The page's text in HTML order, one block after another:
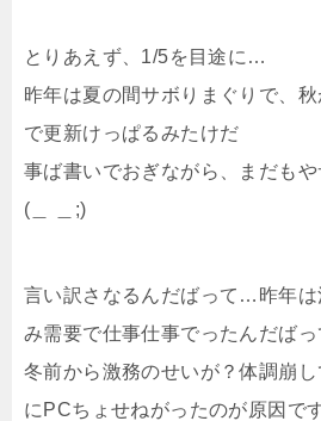
とりあえず、1/5を目途に…
昨年は夏の間サボりまぐりで、秋
で更新けっぱるみたけだ
事ば書いでおぎながら、まだも
(＿ ＿;)
言い訳さなるんだばって…昨年は
み需要で仕事仕事でったんだばっ
冬前から激務のせいが？体調崩
にPCちょせねがったのが原因で